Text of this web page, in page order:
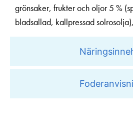
grönsaker, frukter och oljor 5 %
bladsallad, kallpressad